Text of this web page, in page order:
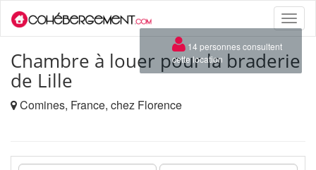
Toggle
Chambre à louer pour la braderie
de Lille
Comines, France, chez Florence
×
14 personnes consultent
cette location